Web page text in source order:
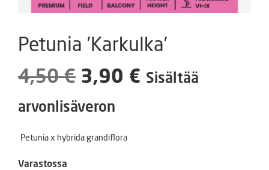
Petunia ’Karkulka’
4,50€ Alkuperäinen
hinta
oli:
3,90 € Nykyinen
Sisältää
arvonlisäveron
Petunia x hybrida grandiflora
Varastossa